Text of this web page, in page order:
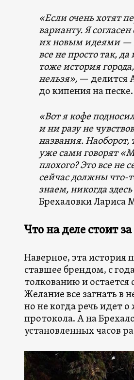
«Если очень хотят
варианту. Я
их новым идеями —
все не просто так,
тоже история
нельзя», — делится
до кипения на песке.
«Вот я кофе
и ни разу не
названия.
уже сами говорят
плохого? Это все не
сейчас должны что-
знаем, никогда
Брехаловки Лариса
Что на деле стоит
Наверное, эта история
ставшее брендом, с
толкованию и
Желание все загнать в
но не когда речь идет
протокола. А на
установленных часов